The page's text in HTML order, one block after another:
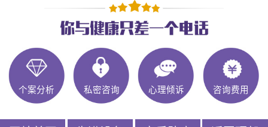
个案分析 私密咨询 心理倾诉 咨询费用